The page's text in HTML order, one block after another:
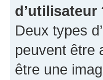
d’utilisateur
Deux types
peuvent être
être une